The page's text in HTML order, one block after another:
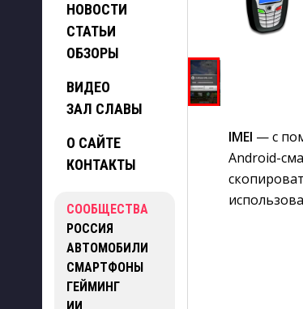
НОВОСТИ
СТАТЬИ
ОБЗОРЫ
ВИДЕО
ЗАЛ СЛАВЫ
О САЙТЕ
КОНТАКТЫ
СООБЩЕСТВА
РОССИЯ
АВТОМОБИЛИ
СМАРТФОНЫ
ГЕЙМИНГ
IMEI — с
Android-